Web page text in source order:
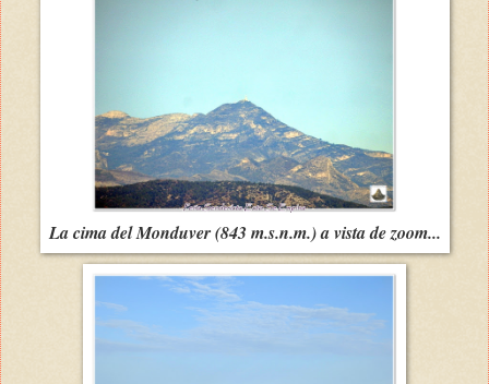
La cima del Monduver (843 m.s.n.m.) a vista de zoom...